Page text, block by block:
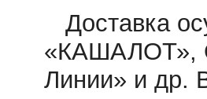
Доставка
«КАШАЛОТ»,
Линии» и др.